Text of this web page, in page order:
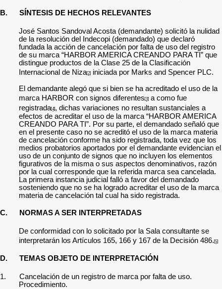
B. SÍNTESIS DE HECHOS RELEVANTES
José Santos Sandoval Acosta (demandante) solicitó la nulidad
de la resolución del Indecopi (demandado) que declaró
fundada la acción de cancelación por falta de uso del registro
de su marca “HARBOR AMERICA CREANDO PARA TI” que
distingue productos de la Clase 25 de la Clasificación
Internacional de Niza[2]iniciada por Marks and Spencer PLC.
El demandante alegó que si bien se ha acreditado el uso de la
marca HARBOR con signos diferentes[3]a como fue
registrada[4], dichas variaciones no resultan sustanciales a
efectos de acreditar el uso de la marca “HARBOR AMERICA
CREANDO PARA TI”. Por su parte, el demandado señaló que
en el presente caso no se acreditó el uso de la marca materia
de cancelación conforme ha sido registrada, toda vez que los
medios probatorios aportados por el demandante evidencian el
uso de un conjunto de signos que no incluyen los elementos
figurativos de la misma o sus aspectos denominativos, razón
por la cual corresponde que la referida marca sea cancelada.
La primera instancia judicial falló a favor del demandado
sosteniendo que no se ha logrado acreditar el uso de la marca
materia de cancelación tal cual ha sido registrada.
C. NORMAS A SER INTERPRETADAS
De conformidad con lo solicitado por la Sala consultante se
interpretarán los Artículos 165, 166 y 167 de la Decisión 486.[5]
D. TEMAS OBJETO DE INTERPRETACIÓN
1.
Cancelación de un registro de marca por falta de uso.
Procedimiento.